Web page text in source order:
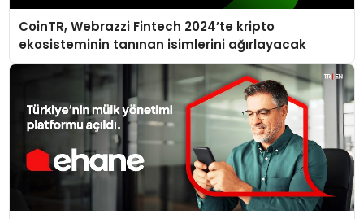
CoinTR, Webrazzi Fintech 2024’te kripto
ekosisteminin tanınan isimlerini ağırlayacak